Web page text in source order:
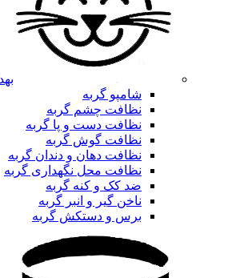
شامپو گربه
نظافت چشم گربه
نظافت دست و پا گربه
نظافت گوش گربه
نظافت دهان و دندان گربه
نظافت محل نگهداری گربه
ضد کک و کنه گربه
ناخن گیر و انبر گربه
برس و دستکش گربه